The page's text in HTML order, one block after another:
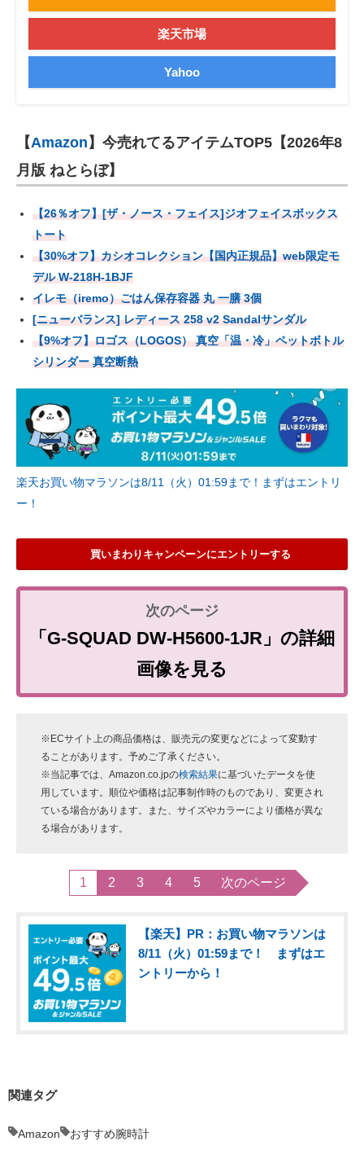
楽天市場
Yahoo
【Amazon 】今売れてるアイテムTOP5【2026年8
月版 ねとらぼ】
【26％オフ】[ザ・ノース・フェイス]ジオフェイスボックス
トート
【30%オフ】カシオコレクション【国内正規品】web限定モ
デル W-218H-1BJF
イレモ（iremo）ごはん保存容器 丸 一膳 3個
[ニューバランス] レディース 258 v2 Sandalサンダル
【9%オフ】ロゴス（LOGOS） 真空「温・冷」ペットボトル
シリンダー 真空断熱
楽天お買い物マラソンは8/11（火）01:59まで！まずはエントリ
ー！
買いまわりキャンペーンにエントリーする
「G-SQUAD DW-H5600-1JR」の詳細
画像を見る
※ECサイト上の商品価格は、販売元の変更などによって変動す
ることがあります。予めご了承ください。
※当記事では、 Amazon.co.jpの検索結果に基づいたデータを使
用しています。順位や価格は記事制作時のものであり、変更され
ている場合があります。また、サイズやカラーにより価格が異な
る場合があります。
1 2 3 4 5 次のページ
【楽天】PR：お買い物マラソンは
8/11（火）01:59まで！ まずはエ
ントリーから！
関連タグ
Amazon おすすめ腕時計